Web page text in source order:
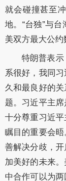
就会碰撞甚至
地。“台独”与
美双方最大公约
特朗普表
系很好，我同
久和最良好的
题。习近平主
十分尊重习近
瞩目的重要会
善解决分歧，
加美好的未来
中合作可以为